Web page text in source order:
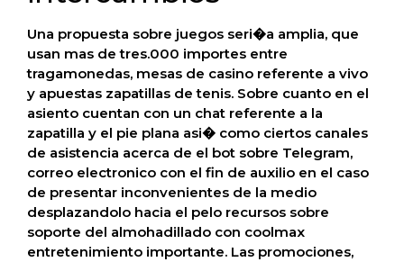
Una propuesta sobre juegos seri�a amplia, que
usan mas de tres.000 importes entre
tragamonedas, mesas de casino referente a vivo
y apuestas zapatillas de tenis. Sobre cuanto en el
asiento cuentan con un chat referente a la
zapatilla y el pie plana asi� como ciertos canales
de asistencia acerca de el bot sobre Telegram,
correo electronico con el fin de auxilio en el caso
de presentar inconvenientes de la medio
desplazandolo hacia el pelo recursos sobre
soporte del almohadillado con coolmax
entretenimiento importante. Las promociones,